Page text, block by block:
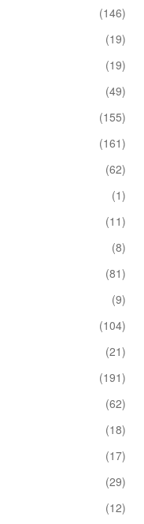
(146)
(19)
(19)
(49)
(155)
(161)
(62)
(1)
(11)
(8)
(81)
(9)
(104)
(21)
(191)
(62)
(18)
(17)
(29)
(12)